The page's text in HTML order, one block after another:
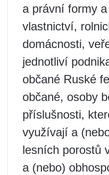
a právní formy
vlastnictví,
domácnosti,
jednotliví
občané Ruské
občané, osoby
příslušnosti,
využívají a
lesních porostů
a (nebo)